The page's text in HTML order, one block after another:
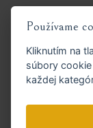
Používame
Kliknutím na
súbory
každej